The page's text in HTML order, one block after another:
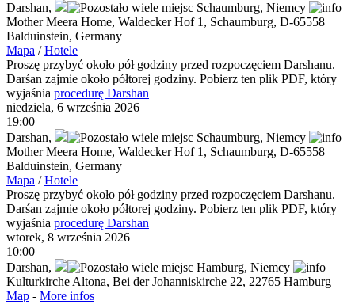
Darshan, Schaumburg, Niemcy
Mother Meera Home, Waldecker Hof 1, Schaumburg, D-65558
Balduinstein, Germany
Mapa /Hotele
Proszę przybyć około pół godziny przed rozpoczęciem Darshanu.
Darśan zajmie około półtorej godziny. Pobierz ten plik PDF, który
wyjaśnia procedurę Darshan
niedziela, 6 września 2026
19:00
Darshan, Schaumburg, Niemcy
Mother Meera Home, Waldecker Hof 1, Schaumburg, D-65558
Balduinstein, Germany
Mapa /Hotele
Proszę przybyć około pół godziny przed rozpoczęciem Darshanu.
Darśan zajmie około półtorej godziny. Pobierz ten plik PDF, który
wyjaśnia procedurę Darshan
wtorek, 8 września 2026
10:00
Darshan, Hamburg, Niemcy
Kulturkirche Altona, Bei der Johanniskirche 22, 22765 Hamburg
Map - More infos